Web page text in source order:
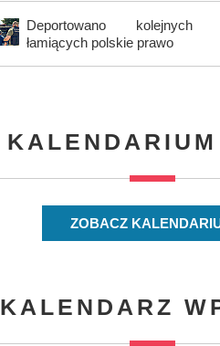
Deportowano kolejnych
łamiących polskie prawo
ZOBACZ
KALENDARZ